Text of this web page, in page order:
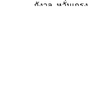
	กังวล, หวั่นเกรง